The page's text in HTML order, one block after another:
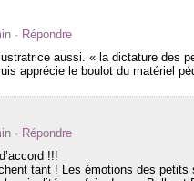
· Répondre
aussi. « la dictature des
apprécie le boulot du matériel
· Répondre
!!!
tant ! Les émotions des petits